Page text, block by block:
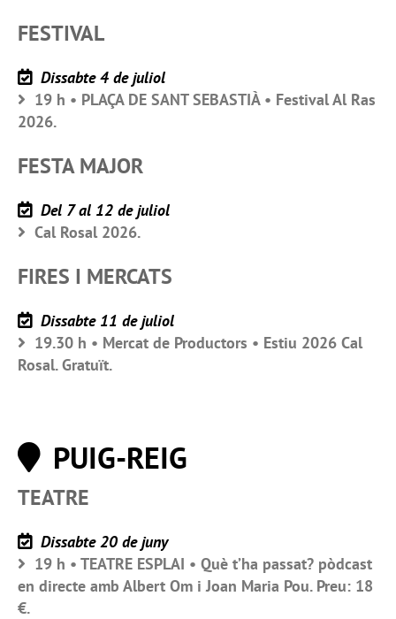
FESTIVAL
Dissabte 4 de juliol
19 h • PLAÇA DE SANT SEBASTIÀ • Festival Al Ras
2026.
FESTA MAJOR
Del 7 al 12 de juliol
Cal Rosal 2026.
FIRES I MERCATS
Dissabte 11 de juliol
19.30 h • Mercat de Productors • Estiu 2026 Cal
Rosal. Gratuït.
PUIG-REIG
TEATRE
Dissabte 20 de juny
19 h • TEATRE ESPLAI • Què t’ha passat? pòdcast
en directe amb Albert Om i Joan Maria Pou. Preu: 18
€.